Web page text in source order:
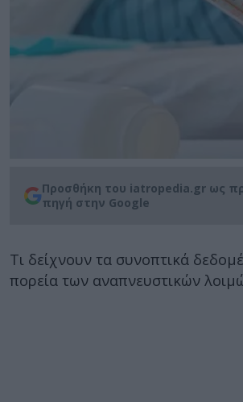
Προσθήκη του iatropedia.gr ως
πηγή στην Google
Τι δείχνουν τα συνοπτικά
πορεία των αναπνευστικών